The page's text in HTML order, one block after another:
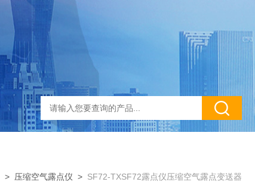
> 压缩空气露点仪 > SF72-TXSF72露点仪压缩空气露点变送器